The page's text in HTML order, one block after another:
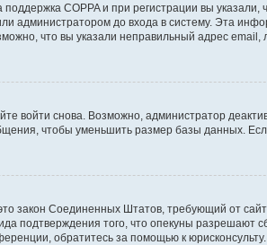
COPPA и при регистрации вы указали,
администратором до входа в систему. Эта
что вы указали неправильный адрес email,
войти снова. Возможно, администратор
чтобы уменьшить размер базы данных.
закон Соединенных Штатов, требующий от
подтверждения того, что опекуны
обратитесь за помощью к